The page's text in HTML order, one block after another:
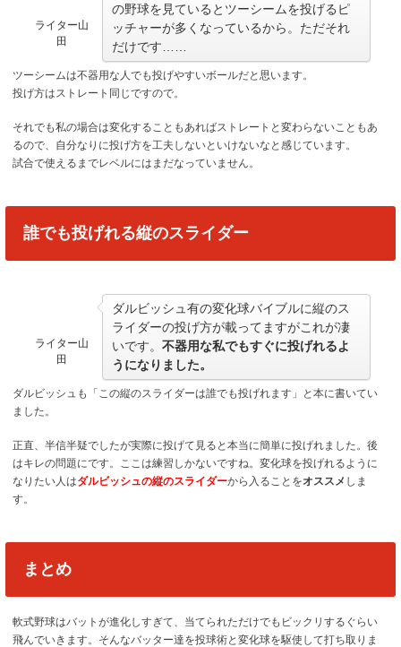
ライター山
田
の野球を見ているとツーシームを投げるピ
ッチャーが多くなっているから。ただそれ
だけです……
ツーシームは不器用な人でも投げやすいボールだと思います。
投げ方はストレート同じですので。
それでも私の場合は変化することもあればストレートと変わらないこともあ
るので、自分なりに投げ方を工夫しないといけないなと感じています。
試合で使えるまでレベルにはまだなっていません。
誰でも投げれる縦のスライダー
ライター山
田
ダルビッシュ有の変化球バイブルに縦のス
ライダーの投げ方が載ってますがこれが凄
いです。不器用な私でもすぐに投げれるよ
うになりました。
ダルビッシュも「この縦のスライダーは誰でも投げれます」と本に書いてい
ました。
正直、半信半疑でしたが実際に投げて見ると本当に簡単に投げれました。後
はキレの問題にです。ここは練習しかないですね。変化球を投げれるように
なりたい人はダルビッシュの縦のスライダーから入ることをオススメ しま
す。
まとめ
軟式野球はバットが進化しすぎて、当てられただけでもビックリするぐらい
飛んでいきます。そんなバッター達を投球術と変化球を駆使して打ち取りま